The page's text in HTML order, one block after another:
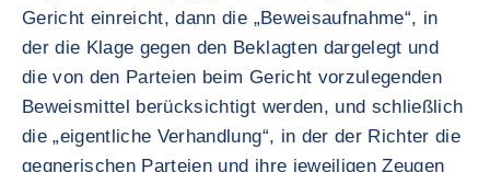
Gericht einreicht, dann die „Beweisaufnahme“, in
der die Klage gegen den Beklagten dargelegt und
die von den Parteien beim Gericht vorzulegenden
Beweismittel berücksichtigt werden, und schließlich
die „eigentliche Verhandlung“, in der der Richter die
gegnerischen Parteien und ihre jeweiligen Zeugen